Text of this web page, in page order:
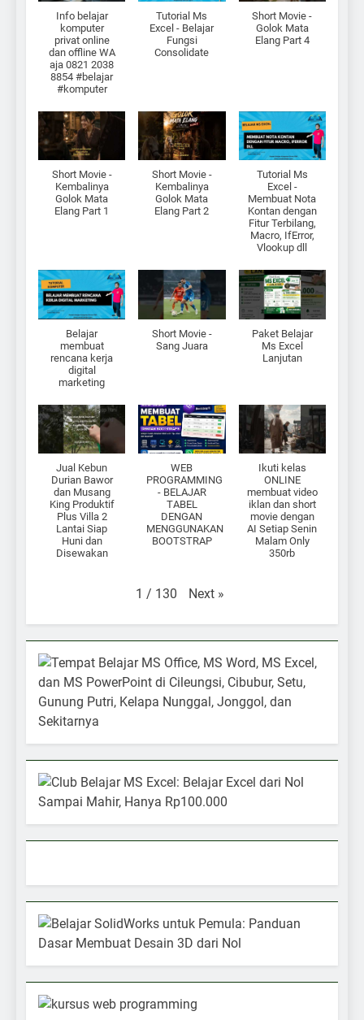
Info belajar
komputer
privat online
dan offline WA
aja 0821 2038
8854 #belajar
#komputer
Tutorial Ms
Excel - Belajar
Fungsi
Consolidate
Short Movie -
Golok Mata
Elang Part 4
Short Movie -
Kembalinya
Golok Mata
Elang Part 1
Short Movie -
Kembalinya
Golok Mata
Elang Part 2
Tutorial Ms
Excel -
Membuat Nota
Kontan dengan
Fitur Terbilang,
Macro, IfError,
Vlookup dll
Belajar
membuat
rencana kerja
digital
marketing
Short Movie -
Sang Juara
Paket Belajar
Ms Excel
Lanjutan
Jual Kebun
Durian Bawor
dan Musang
King Produktif
Plus Villa 2
Lantai Siap
Huni dan
Disewakan
WEB
PROGRAMMING
- BELAJAR
TABEL
DENGAN
MENGGUNAKAN
BOOTSTRAP
Ikuti kelas
ONLINE
membuat video
iklan dan short
movie dengan
AI Setiap Senin
Malam Only
350rb
1 / 130 Next »